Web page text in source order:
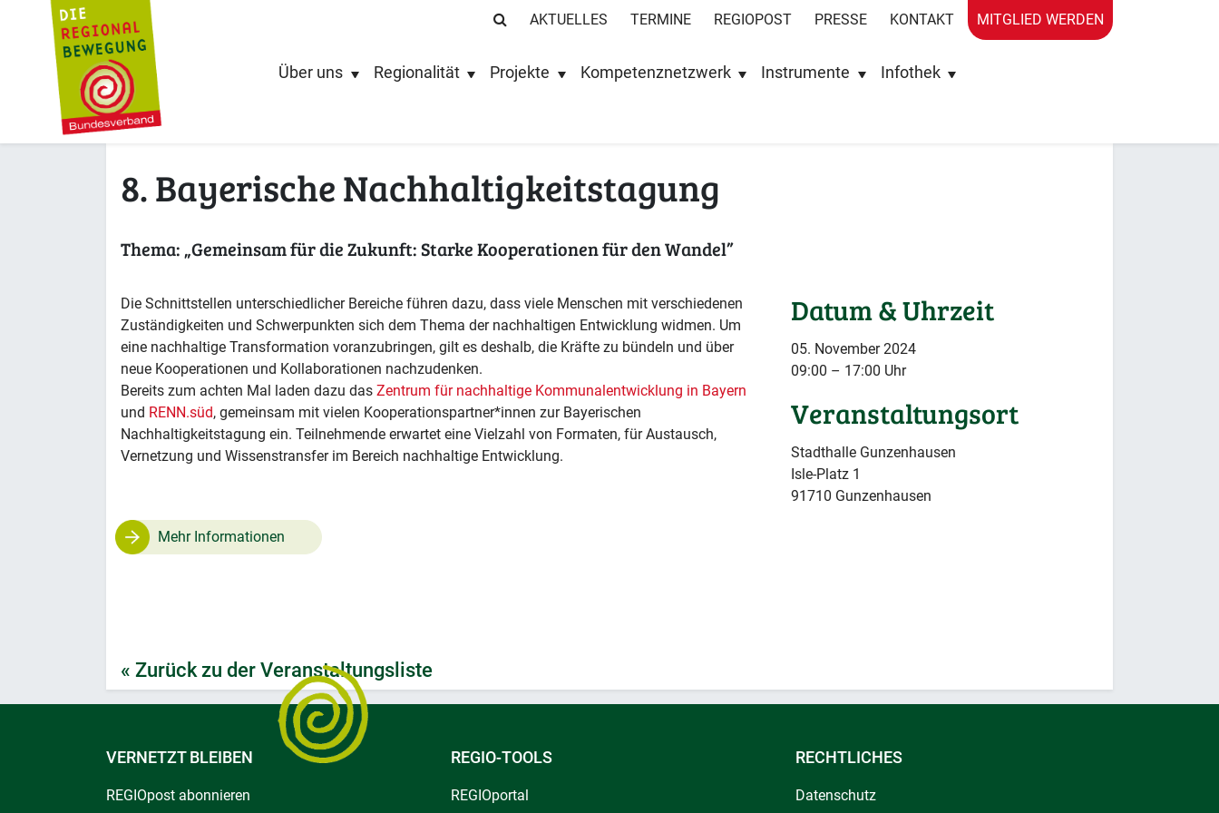
AKTUELLES TERMINE REGIOPOST PRESSE KONTAKT MITGLIED WERDEN
Über uns Regionalität Projekte Kompetenznetzwerk Instrumente Infothek
8. Bayerische Nachhaltigkeitstagung
Thema: „Gemeinsam für die Zukunft: Starke Kooperationen für den Wandel”
Die Schnittstellen unterschiedlicher Bereiche führen dazu, dass viele Menschen mit verschiedenen
Zuständigkeiten und Schwerpunkten sich dem Thema der nachhaltigen Entwicklung widmen. Um
eine nachhaltige Transformation voranzubringen, gilt es deshalb, die Kräfte zu bündeln und über
neue Kooperationen und Kollaborationen nachzudenken.
Bereits zum achten Mal laden dazu das Zentrum für nachhaltige Kommunalentwicklung in Bayern
und RENN.süd, gemeinsam mit vielen Kooperationspartner*innen zur Bayerischen
Nachhaltigkeitstagung ein. Teilnehmende erwartet eine Vielzahl von Formaten, für Austausch,
Vernetzung und Wissenstransfer im Bereich nachhaltige Entwicklung.
Mehr Informationen
Datum & Uhrzeit
05. November 2024
09:00 – 17:00 Uhr
Veranstaltungsort
Stadthalle Gunzenhausen
Isle-Platz 1
91710 Gunzenhausen
« Zurück zu der Veranstaltungsliste
VERNETZT BLEIBEN
REGIOpost abonnieren
REGIO-TOOLS
REGIOportal
RECHTLICHES
Datenschutz